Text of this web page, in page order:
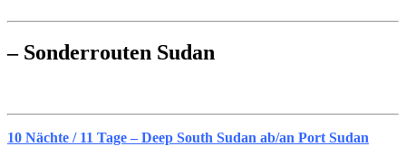
– Sonderrouten Sudan
10 Nächte / 11 Tage – Deep South Sudan ab/an Port Sudan